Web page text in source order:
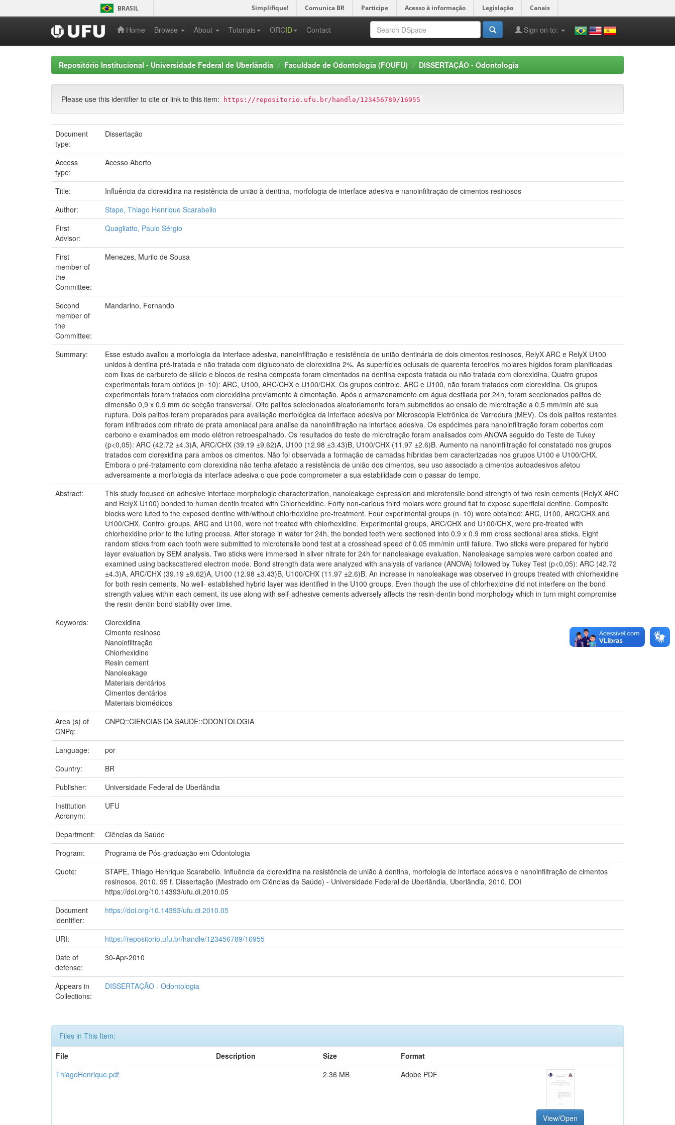
navigation
BRASIL Simplifique! Comunica BR Participe Acesso à informação Legislação Canais
Home Browse About Tutoriais ORCID Contact Sign on to:
Repositório Institucional - Universidade Federal de Uberlândia Faculdade de Odontologia (FOUFU) DISSERTAÇÃO - Odontologia
Please use this identifier to cite or link to this item: https://repositorio.ufu.br/handle/123456789/16955
Document
type:
Dissertação
Access
type:
Acesso Aberto
Title:
Influência da clorexidina na resistência de união à dentina, morfologia de interface adesiva e nanoinfiltração de cimentos resinosos
Author:
Stape, Thiago Henrique Scarabello
First
Advisor:
Quagliatto, Paulo Sérgio
First
member of
the
Committee:
Menezes, Murilo de Sousa
Second
member of
the
Committee:
Mandarino, Fernando
Summary:
Esse estudo avaliou a morfologia da interface adesiva, nanoinfiltração e resistência de união dentinária de dois cimentos resinosos, RelyX ARC e RelyX U100
unidos à dentina pré-tratada e não tratada com digluconato de clorexidina 2%. As superfícies oclusais de quarenta terceiros molares hígidos foram planificadas
com lixas de carbureto de silício e blocos de resina composta foram cimentados na dentina exposta tratada ou não tratada com clorexidina. Quatro grupos
experimentais foram obtidos (n=10): ARC, U100, ARC/CHX e U100/CHX. Os grupos controle, ARC e U100, não foram tratados com clorexidina. Os grupos
experimentais foram tratados com clorexidina previamente à cimentação. Após o armazenamento em água destilada por 24h, foram seccionados palitos de
dimensão 0,9 x 0,9 mm de secção transversal. Oito palitos selecionados aleatoriamente foram submetidos ao ensaio de microtração a 0,5 mm/min até sua
ruptura. Dois palitos foram preparados para avaliação morfológica da interface adesiva por Microscopia Eletrônica de Varredura (MEV). Os dois palitos restantes
foram infiltrados com nitrato de prata amoniacal para análise da nanoinfiltração na interface adesiva. Os espécimes para nanoinfiltração foram cobertos com
carbono e examinados em modo elétron retroespalhado. Os resultados do teste de microtração foram analisados com ANOVA seguido do Teste de Tukey
(p<0,05): ARC (42.72 ±4.3)A, ARC/CHX (39.19 ±9.62)A, U100 (12.98 ±3.43)B, U100/CHX (11.97 ±2.6)B. Aumento na nanoinfiltração foi constatado nos grupos
tratados com clorexidina para ambos os cimentos. Não foi observada a formação de camadas híbridas bem caracterizadas nos grupos U100 e U100/CHX.
Embora o pré-tratamento com clorexidina não tenha afetado a resistência de união dos cimentos, seu uso associado a cimentos autoadesivos afetou
adversamente a morfologia da interface adesiva o que pode comprometer a sua estabilidade com o passar do tempo.
Abstract:
This study focused on adhesive interface morphologic characterization, nanoleakage expression and microtensile bond strength of two resin cements (RelyX ARC
and RelyX U100) bonded to human dentin treated with Chlorhexidine. Forty non-carious third molars were ground flat to expose superficial dentine. Composite
blocks were luted to the exposed dentine with/without chlorhexidine pre-treatment. Four experimental groups (n=10) were obtained: ARC, U100, ARC/CHX and
U100/CHX. Control groups, ARC and U100, were not treated with chlorhexidine. Experimental groups, ARC/CHX and U100/CHX, were pre-treated with
chlorhexidine prior to the luting process. After storage in water for 24h, the bonded teeth were sectioned into 0.9 x 0.9 mm cross sectional area sticks. Eight
random sticks from each tooth were submitted to microtensile bond test at a crosshead speed of 0.05 mm/min until failure. Two sticks were prepared for hybrid
layer evaluation by SEM analysis. Two sticks were immersed in silver nitrate for 24h for nanoleakage evaluation. Nanoleakage samples were carbon coated and
examined using backscattered electron mode. Bond strength data were analyzed with analysis of variance (ANOVA) followed by Tukey Test (p<0,05): ARC (42.72
±4.3)A, ARC/CHX (39.19 ±9.62)A, U100 (12.98 ±3.43)B, U100/CHX (11.97 ±2.6)B. An increase in nanoleakage was observed in groups treated with chlorhexidine
for both resin cements. No well- established hybrid layer was identified in the U100 groups. Even though the use of chlorhexidine did not interfere on the bond
strength values within each cement, its use along with self-adhesive cements adversely affects the resin-dentin bond morphology which in turn might compromise
the resin-dentin bond stability over time.
Keywords:
Clorexidina
Cimento resinoso
Nanoinfiltração
Chlorhexidine
Resin cement
Nanoleakage
Materiais dentários
Cimentos dentários
Materiais biomédicos
Area (s) of
CNPq:
CNPQ::CIENCIAS DA SAUDE::ODONTOLOGIA
Language:
por
Country:
BR
Publisher:
Universidade Federal de Uberlândia
Institution
Acronym:
UFU
Department:
Ciências da Saúde
Program:
Programa de Pós-graduação em Odontologia
Quote:
STAPE, Thiago Henrique Scarabello. Influência da clorexidina na resistência de união à dentina, morfologia de interface adesiva e nanoinfiltração de cimentos
resinosos. 2010. 95 f. Dissertação (Mestrado em Ciências da Saúde) - Universidade Federal de Uberlândia, Uberlândia, 2010. DOI
https://doi.org/10.14393/ufu.di.2010.05
Document
identifier:
https://doi.org/10.14393/ufu.di.2010.05
URI:
https://repositorio.ufu.br/handle/123456789/16955
Date of
defense:
30-Apr-2010
Appears in
Collections:
DISSERTAÇÃO - Odontologia
Files in This Item:
File
Description Size
Format
ThiagoHenrique.pdf
2.36 MB Adobe PDF
View/Open